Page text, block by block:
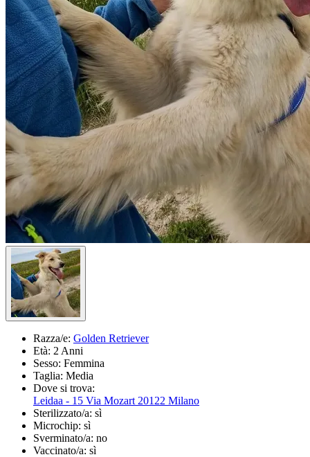
Razza/e: Golden Retriever
Età: 2 Anni
Sesso: Femmina
Taglia: Media
Dove si trova:
Leidaa - 15 Via Mozart 20122 Milano
Sterilizzato/a: sì
Microchip: sì
Sverminato/a: no
Vaccinato/a: sì